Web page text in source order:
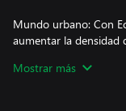
Mundo urbano: Con
aumentar la densidad
abarque todo el planeta.
Mostrar más